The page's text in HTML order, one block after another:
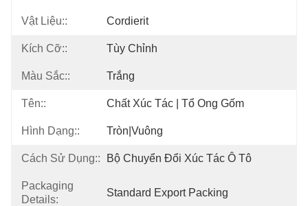
Vật Liệu:: Cordierit
Kích Cỡ:: Tùy Chỉnh
Màu Sắc:: Trắng
Tên:: Chất Xúc Tác | Tổ Ong Gốm
Hình Dạng:: Tròn|vuông
Cách Sử Dụng:: Bộ Chuyển Đổi Xúc Tác Ô Tô
Packaging
Details:
Standard Export Packing